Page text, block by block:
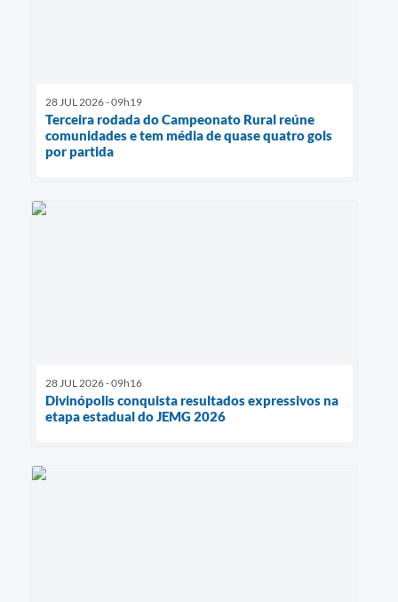
28 JUL 2026 - 09h19
Terceira rodada do Campeonato Rural reúne
comunidades e tem média de quase quatro gols
por partida
28 JUL 2026 - 09h16
Divinópolis conquista resultados expressivos na
etapa estadual do JEMG 2026